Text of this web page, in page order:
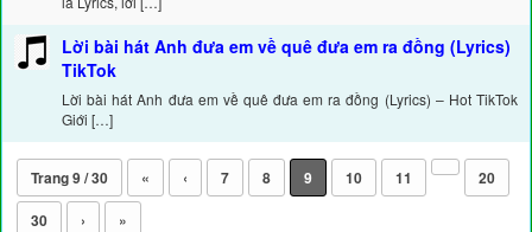
Lời bài hát Anh đưa em về quê đưa em ra đồng (Lyrics)
TikTok
Lời bài hát Anh đưa em về quê đưa em ra đồng (Lyrics) – Hot TikTok
Giới […]
Trang 9 / 30 « ‹ 7 8 9 10 11
20
30
› »